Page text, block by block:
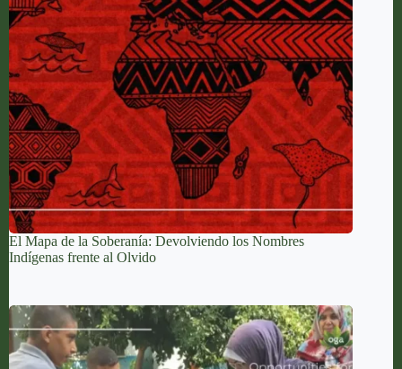
El Mapa de la Soberanía: Devolviendo los Nombres
Indígenas frente al Olvido